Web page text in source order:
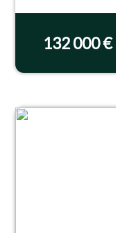
baldais bei
132 000 €